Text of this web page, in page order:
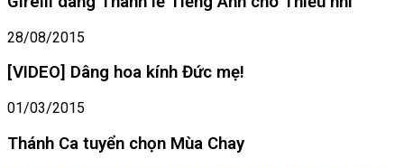
28/08/2015
[VIDEO] Dâng hoa kính Đức mẹ!
01/03/2015
Thánh Ca tuyển chọn Mùa Chay